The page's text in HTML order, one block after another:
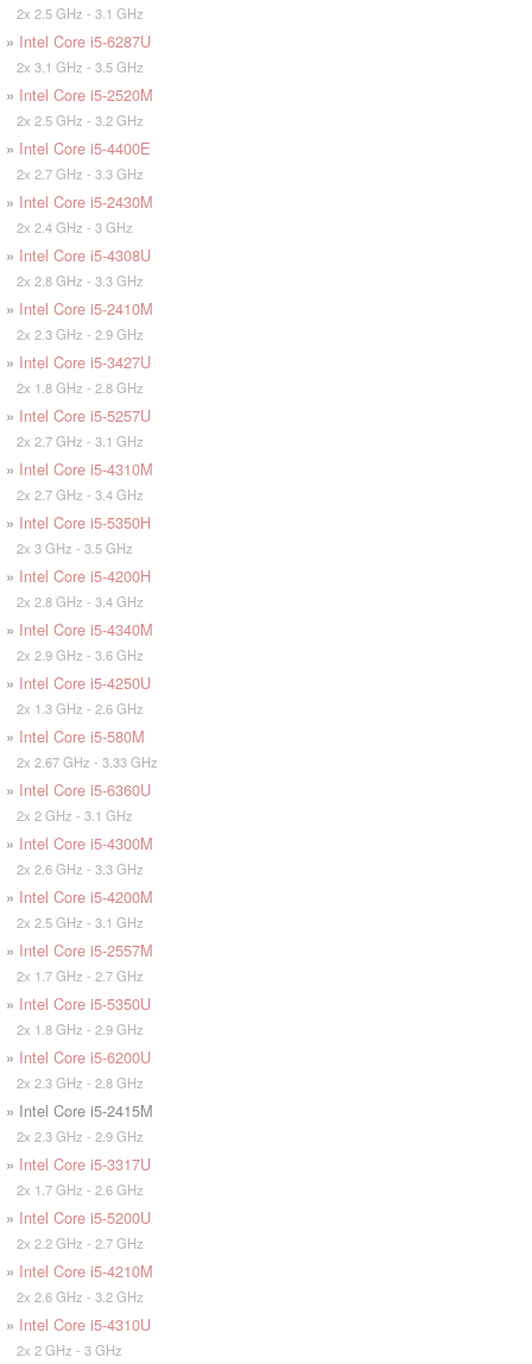
2x 2.5 GHz - 3.1 GHz
» Intel Core i5-6287U
2x 3.1 GHz - 3.5 GHz
» Intel Core i5-2520M
2x 2.5 GHz - 3.2 GHz
» Intel Core i5-4400E
2x 2.7 GHz - 3.3 GHz
» Intel Core i5-2430M
2x 2.4 GHz - 3 GHz
» Intel Core i5-4308U
2x 2.8 GHz - 3.3 GHz
» Intel Core i5-2410M
2x 2.3 GHz - 2.9 GHz
» Intel Core i5-3427U
2x 1.8 GHz - 2.8 GHz
» Intel Core i5-5257U
2x 2.7 GHz - 3.1 GHz
» Intel Core i5-4310M
2x 2.7 GHz - 3.4 GHz
» Intel Core i5-5350H
2x 3 GHz - 3.5 GHz
» Intel Core i5-4200H
2x 2.8 GHz - 3.4 GHz
» Intel Core i5-4340M
2x 2.9 GHz - 3.6 GHz
» Intel Core i5-4250U
2x 1.3 GHz - 2.6 GHz
» Intel Core i5-580M
2x 2.67 GHz - 3.33 GHz
» Intel Core i5-6360U
2x 2 GHz - 3.1 GHz
» Intel Core i5-4300M
2x 2.6 GHz - 3.3 GHz
» Intel Core i5-4200M
2x 2.5 GHz - 3.1 GHz
» Intel Core i5-2557M
2x 1.7 GHz - 2.7 GHz
» Intel Core i5-5350U
2x 1.8 GHz - 2.9 GHz
» Intel Core i5-6200U
2x 2.3 GHz - 2.8 GHz
» Intel Core i5-2415M
2x 2.3 GHz - 2.9 GHz
» Intel Core i5-3317U
2x 1.7 GHz - 2.6 GHz
» Intel Core i5-5200U
2x 2.2 GHz - 2.7 GHz
» Intel Core i5-4210M
2x 2.6 GHz - 3.2 GHz
» Intel Core i5-4310U
2x 2 GHz - 3 GHz